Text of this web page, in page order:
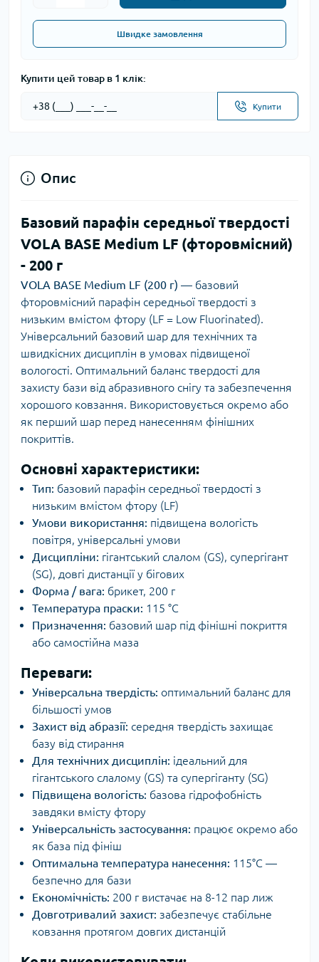
Швидке замовлення
Купити цей товар в 1 клік:
Купити
Опис
Базовий парафін середньої твердості
VOLA BASE Medium LF (фторовмісний)
- 200 г
VOLA BASE Medium LF (200 г) — базовий
фторовмісний парафін середньої твердості з
низьким вмістом фтору (LF = Low Fluorinated).
Універсальний базовий шар для технічних та
швидкісних дисциплін в умовах підвищеної
вологості. Оптимальний баланс твердості для
захисту бази від абразивного снігу та забезпечення
хорошого ковзання. Використовується окремо або
як перший шар перед нанесенням фінішних
покриттів.
Основні характеристики:
Тип: базовий парафін середньої твердості з
низьким вмістом фтору (LF)
Умови використання: підвищена вологість
повітря, універсальні умови
Дисципліни: гігантський слалом (GS), супергігант
(SG), довгі дистанції у бігових
Форма / вага: брикет, 200 г
Температура праски: 115 °C
Призначення: базовий шар під фінішні покриття
або самостійна маза
Переваги:
Універсальна твердість: оптимальний баланс для
більшості умов
Захист від абразії: середня твердість захищає
базу від стирання
Для технічних дисциплін: ідеальний для
гігантського слалому (GS) та супергіганту (SG)
Підвищена вологість: базова гідрофобність
завдяки вмісту фтору
Універсальність застосування: працює окремо або
як база під фініш
Оптимальна температура нанесення: 115°C —
безпечно для бази
Економічність: 200 г вистачає на 8-12 пар лиж
Довготривалий захист: забезпечує стабільне
ковзання протягом довгих дистанцій